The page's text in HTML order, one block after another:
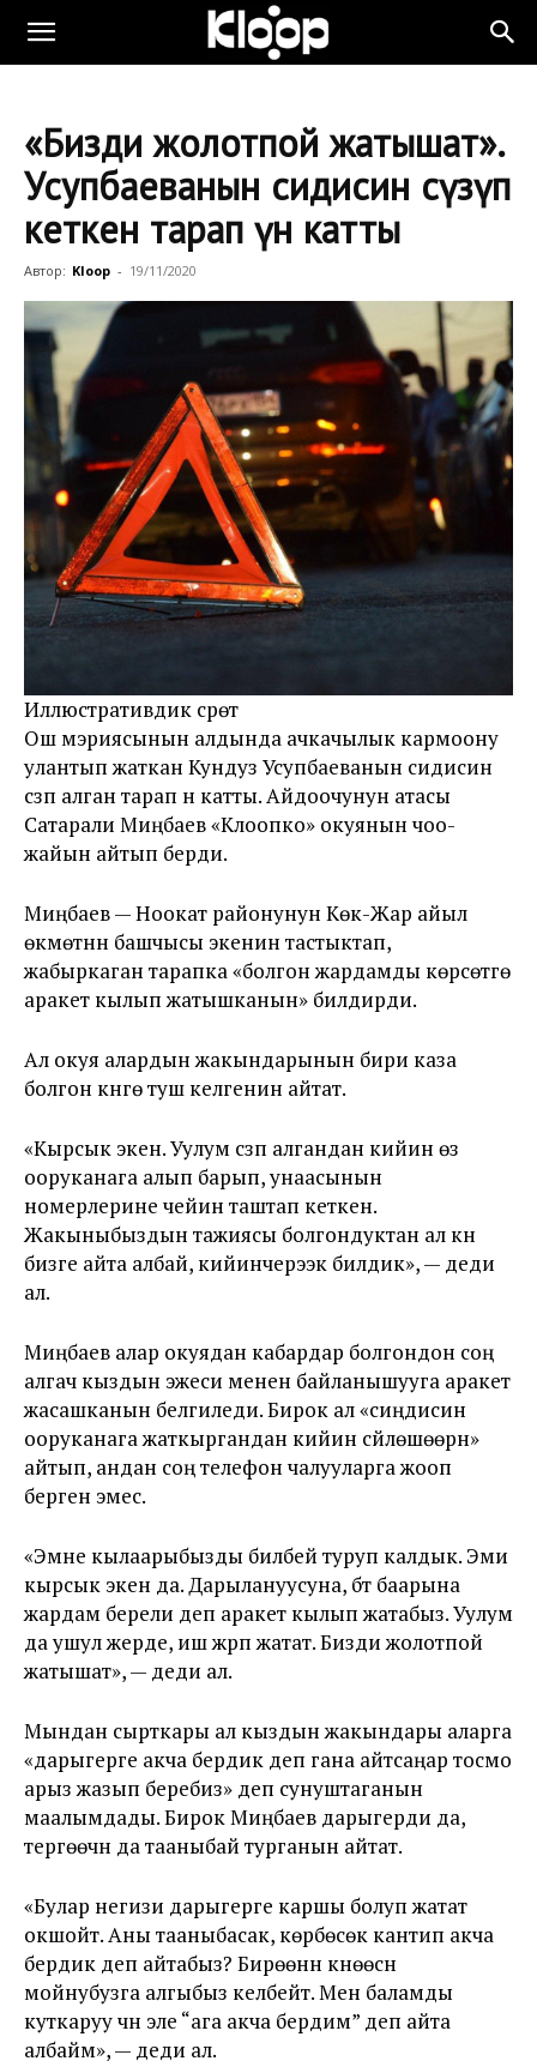
«Бизди жолотпой жатышат».
Усупбаеванын сиңдисин сүзүп
кеткен тарап үн катты
Автор: Kloop - 19/11/2020
Иллюстративдик сүрөт
Ош мэриясынын алдында ачкачылык кармоону
улантып жаткан Кундуз Усупбаеванын сидисин
сүзүп алган тарап үн катты. Айдоочунун атасы
Сатарали Миңбаев «Клоопко» окуянын чоо-
жайын айтып берди.
Миңбаев — Ноокат районунун Көк-Жар айыл
өкмөтүнүн башчысы экенин тастыктап,
жабыркаган тарапка «болгон жардамды көрсөтүүгө
аракет кылып жатышканын» билдирди.
Ал окуя алардын жакындарынын бири каза
болгон күнгө туш келгенин айтат.
«Кырсык экен. Уулум сүзүп алгандан кийин өзү
ооруканага алып барып, унаасынын
номерлерине чейин таштап кеткен.
Жакыныбыздын тажиясы болгондуктан ал күнү
бизге айта албай, кийинчерээк билдик», — деди
ал.
Миңбаев алар окуядан кабардар болгондон соң
алгач кыздын эжеси менен байланышууга аракет
жасашканын белгиледи. Бирок ал «сиңдисин
ооруканага жаткыргандан кийин сүйлөшөөрүн»
айтып, андан соң телефон чалууларга жооп
берген эмес.
«Эмне кылаарыбызды билбей туруп калдык. Эми
кырсык экен да. Дарылануусуна, бүт баарына
жардам берели деп аракет кылып жатабыз. Уулум
да ушул жерде, иш жүрүп жатат. Бизди жолотпой
жатышат», — деди ал.
Мындан сырткары ал кыздын жакындары аларга
«дарыгерге акча бердик деп гана айтсаңар тосмо
арыз жазып беребиз» деп сунуштаганын
маалымдады. Бирок Миңбаев дарыгерди да,
тергөөчүнү да тааныбай турганын айтат.
«Булар негизи дарыгерге каршы болуп жатат
окшойт. Аны тааныбасак, көрбөсөк кантип акча
бердик деп айтабыз? Бирөөнүн күнөөсүн
мойнубузга алгыбыз келбейт. Мен баламды
куткаруу үчүн эле “ага акча бердим” деп айта
албайм», — деди ал.